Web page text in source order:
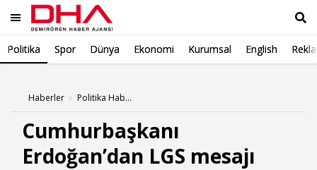
Politika Spor Dünya Ekonomi Kurumsal English
Haberler Politika Haberleri
Cumhurbaşkanı
Erdoğan’dan LGS mesajı